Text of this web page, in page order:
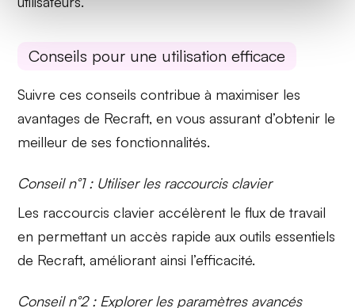
Conseils pour une utilisation efficace
Suivre ces conseils contribue à maximiser les
avantages de Recraft, en vous assurant d’obtenir le
meilleur de sesfonctionnalités.
Conseil n°1 : Utiliser les raccourcis clavier
Les raccourcis clavier accélèrent le flux de travail
en permettant un accès rapide aux outils essentiels
de Recraft, améliorant ainsi l’efficacité.
Conseil n°2 : Explorer les paramètres avancés